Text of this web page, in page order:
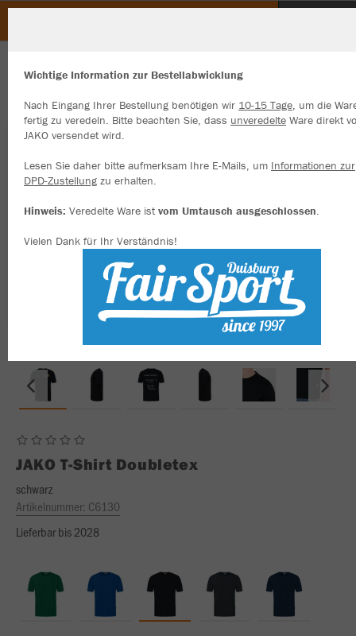
JAKO T-Shirt Doubletex
schwarz
Artikelnummer: C6130
Lieferbar bis 2028
Wichtige Information zur Bestellabwicklung
Nach Eingang Ihrer Bestellung benötigen wir 10-15 Tage, um die
fertig zu veredeln. Bitte beachten Sie, dass unveredelte Ware direkt
JAKO versendet wird.
Lesen Sie daher bitte aufmerksam Ihre E-Mails, um Informationen zur
DPD-Zustellung zu erhalten.
Hinweis: Veredelte Ware istvom Umtausch ausgeschlossen.
Vielen Dank für Ihr Verständnis!
Wir verwenden Cookies
Inhalte anzeigen und unsere Website verbessern. Weitere
zu den Cookies findest Du in den Einstellungen.
Alle akzeptieren
Alle ablehnen
mehr Infos
Datenschutz
Impressum